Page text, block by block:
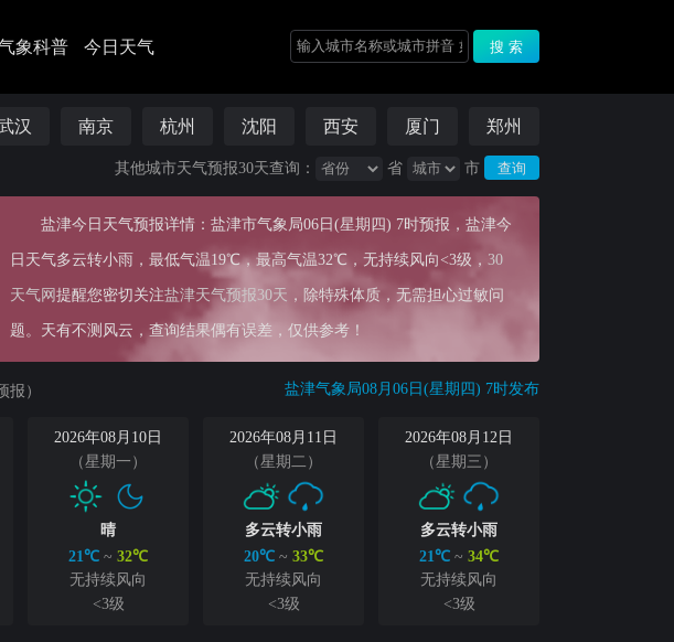
象科普 今日天气
汉 南京 杭州 沈阳 西安 厦门 郑州
其他城市天气预报30天查询： 省 市
盐津今日天气预报详情：盐津市气象局06日(星期四) 7时预报，盐津今
日天气多云转小雨，最低气温19℃，最高气温32℃，无持续风向<3级， 30
天气网 提醒您密切关注盐津天气预报30天 ，除特殊体质，无需担心过敏问
题。天有不测风云，查询结果偶有误差，仅供参考！
盐津气象局08月06日(星期四) 7时发布
）
2026年08月10日
（星期一）
晴
21℃ ~ 32℃
无持续风向
<3级
2026年08月11日
（星期二）
多云转小雨
20℃ ~ 33℃
无持续风向
<3级
2026年08月12日
（星期三）
多云转小雨
21℃ ~ 34℃
无持续风向
<3级